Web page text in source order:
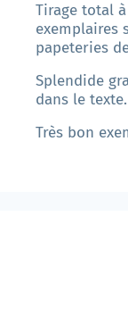
Tirage total
exemplaires
papeteries
Splendide
dans le texte.
Très bon